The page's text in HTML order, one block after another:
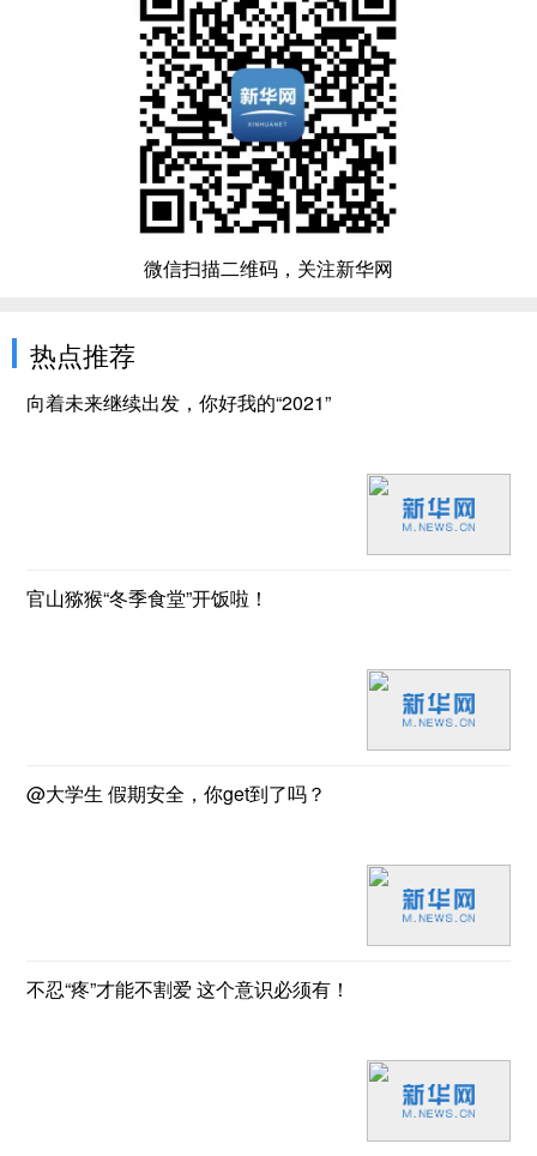
微信扫描二维码，关注新华网
热点推荐
向着未来继续出发，你好我的“2021”
官山猕猴“冬季食堂”开饭啦！
@大学生 假期安全，你get到了吗？
不忍“疼”才能不割爱 这个意识必须有！